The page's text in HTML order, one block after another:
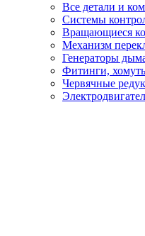
Все детали и
Системы
Вращающиеся
Механизм
Генераторы
Фитинги,
Червячные